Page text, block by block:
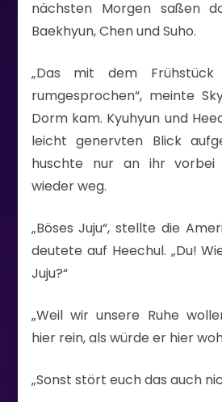
nächsten Morgen saßen
Baekhyun, Chen und Suho.
„Das mit dem
rumgesprochen“, meinte
Dorm kam. Kyuhyun und
leicht genervten Blick
huschte nur an ihr
wieder weg.
„Böses Juju“, stellte die
deutete auf Heechul. „Du!
Juju?“
„Weil wir unsere Ruhe
hier rein, als würde er hier
„Sonst stört euch das auch